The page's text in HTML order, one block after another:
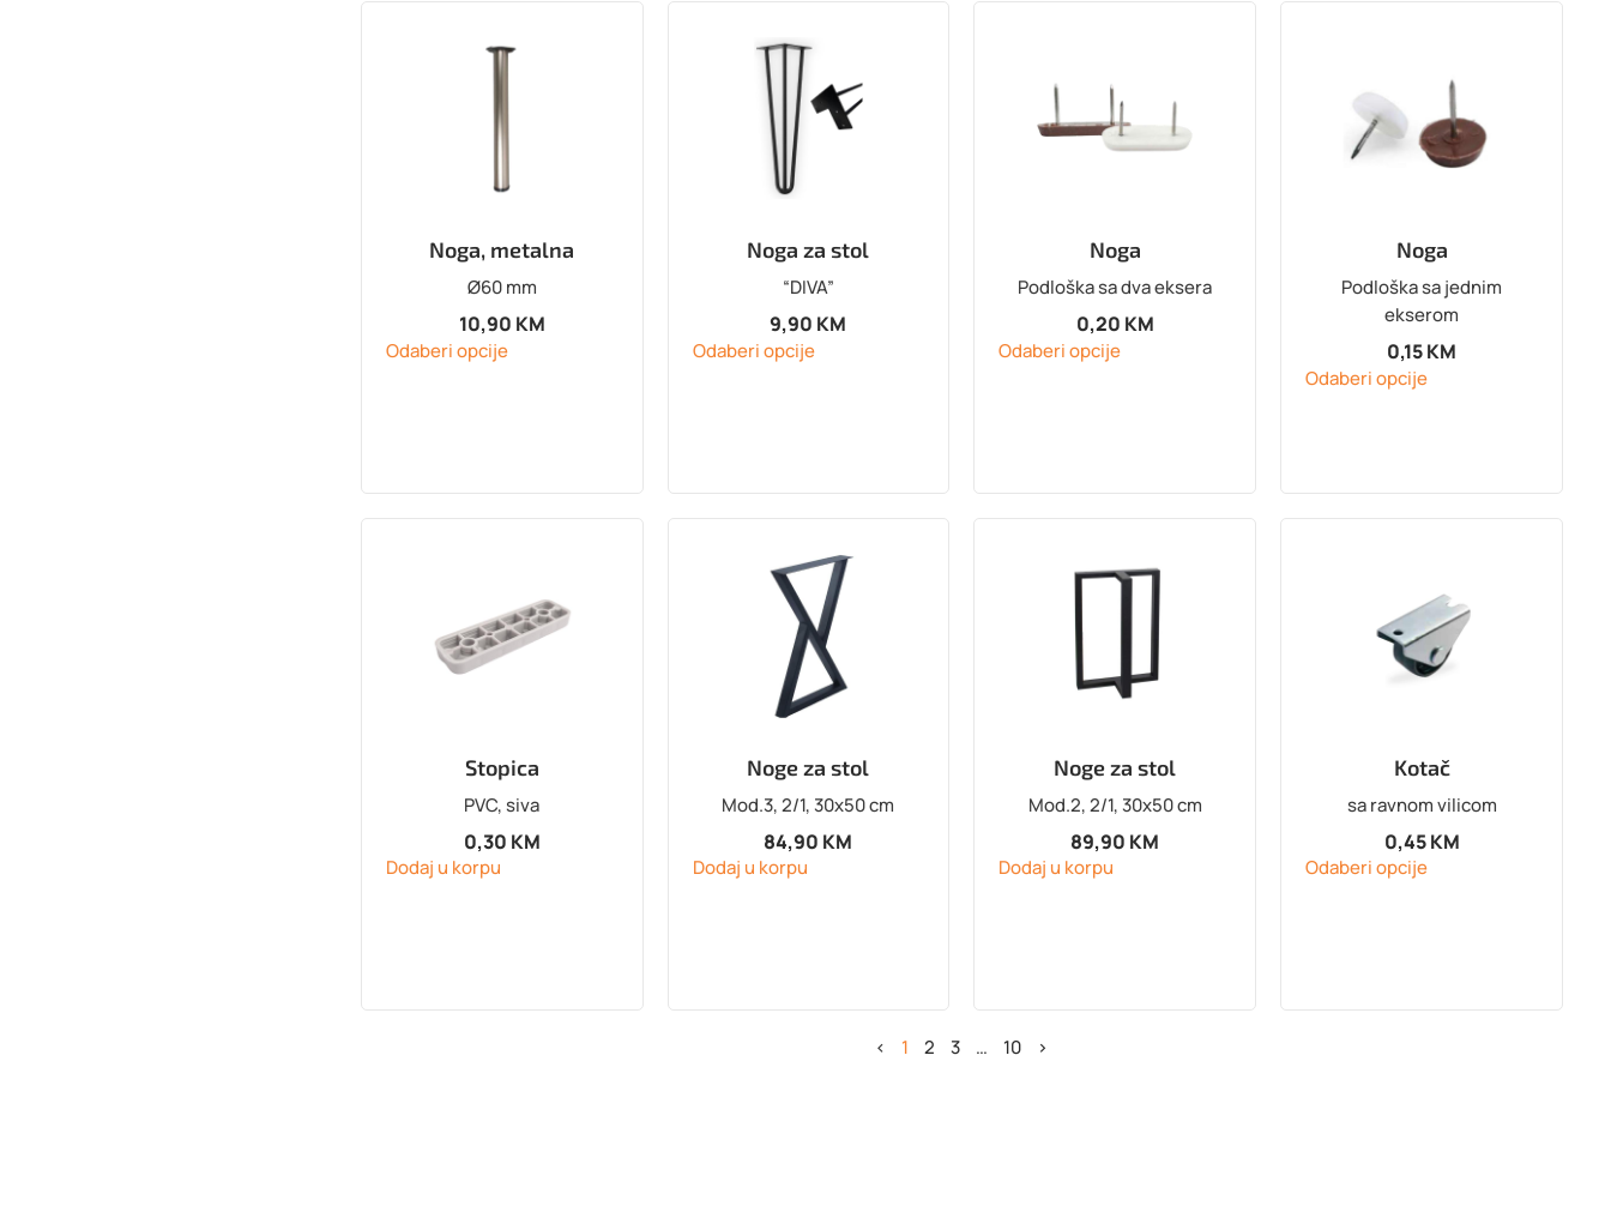
Noga, metalna
Ø60 mm
10,90 KM
Odaberi opcije
Noga za stol
“DIVA”
9,90 KM
Odaberi opcije
Noga
Podloška sa dva eksera
0,20 KM
Odaberi opcije
Noga
Podloška sa jednim
ekserom
0,15KM
Odaberi opcije
Stopica
PVC, siva
0,30 KM
Dodaj u korpu
Noge za stol
Mod.3, 2/1, 30x50 cm
84,90 KM
Dodaj u korpu
Noge za stol
Mod.2, 2/1, 30x50 cm
89,90 KM
Dodaj u korpu
Kotač
sa ravnom vilicom
0,45KM
Odaberi opcije
< 1 2 3 … 10 >